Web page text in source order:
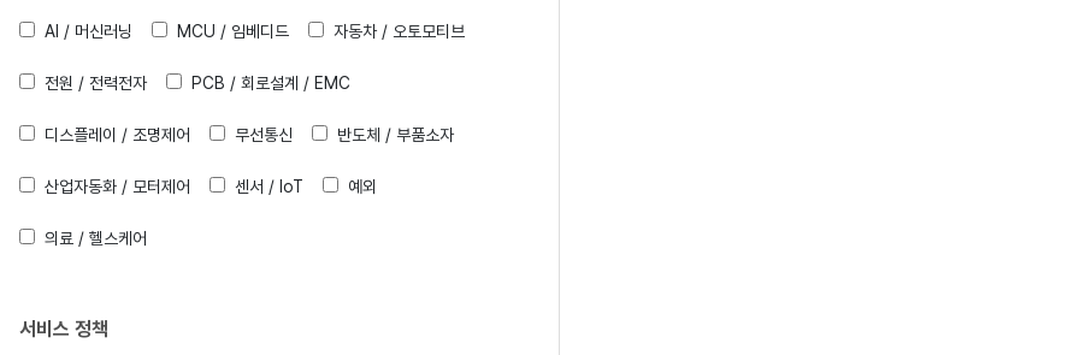
AI / 머신러닝 MCU / 임베디드 자동차 / 오토모티브
전원 / 전력전자 PCB / 회로설계 / EMC
디스플레이 / 조명제어 무선통신 반도체 / 부품소자
산업자동화 / 모터제어 센서 / IoT 예외
의료 / 헬스케어
서비스 정책